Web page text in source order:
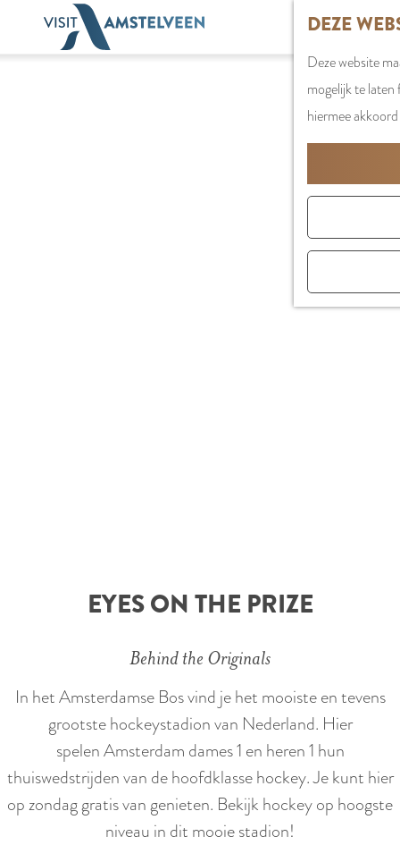
DEZE
Deze website
mogelijk te
hiermee
G
EYES ON THE PRIZE
Behind the Originals
In het Amsterdamse Bos vind je het mooiste en tevens
grootste hockeystadion van Nederland. Hier
spelen Amsterdam dames 1 en heren 1 hun
thuiswedstrijden van de hoofdklasse hockey. Je kunt hier
op zondag gratis van genieten. Bekijk hockey op hoogste
niveau in dit mooie stadion!